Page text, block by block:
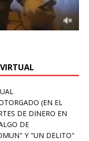
(EN EL
DE DINERO EN
DE
Y "UN DELITO"